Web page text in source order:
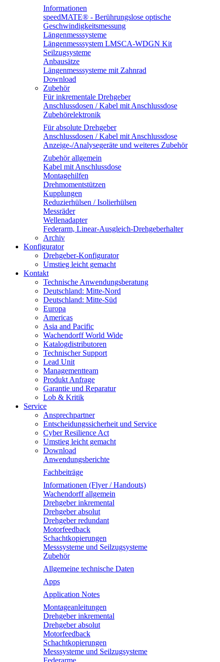
Informationen
speedMATE® - Berührungslose optische
Geschwindigkeitsmessung
Längenmesssysteme
Längenmesssystem LMSCA-WDGN Kit
Seilzugsysteme
Anbausätze
Längenmesssysteme mit Zahnrad
Download
Zubehör
Für inkrementale Drehgeber
Anschlussdosen / Kabel mit Anschlussdose
Zubehörelektronik
Für absolute Drehgeber
Anschlussdosen / Kabel mit Anschlussdose
Anzeige-/Analysegeräte und weiteres Zubehör
Zubehör allgemein
Kabel mit Anschlussdose
Montagehilfen
Drehmomentstützen
Kupplungen
Reduzierhülsen / Isolierhülsen
Messräder
Wellenadapter
Federarm, Linear-Ausgleich-Drehgeberhalter
Archiv
Konfigurator
Drehgeber-Konfigurator
Umstieg leicht gemacht
Kontakt
Technische Anwendungsberatung
Deutschland: Mitte-Nord
Deutschland: Mitte-Süd
Europa
Americas
Asia and Pacific
Wachendorff World Wide
Katalogdistributoren
Technischer Support
Lead Unit
Managementteam
Produkt Anfrage
Garantie und Reparatur
Lob & Kritik
Service
Ansprechpartner
Entscheidungssicherheit und Service
Cyber Resilience Act
Umstieg leicht gemacht
Download
Anwendungsberichte
Fachbeiträge
Informationen (Flyer / Handouts)
Wachendorff allgemein
Drehgeber inkremental
Drehgeber absolut
Drehgeber redundant
Motorfeedback
Schachtkopierungen
Messsysteme und Seilzugsysteme
Zubehör
Allgemeine technische Daten
Apps
Application Notes
Montageanleitungen
Drehgeber inkremental
Drehgeber absolut
Motorfeedback
Schachtkopierungen
Messsysteme und Seilzugsysteme
Federarme